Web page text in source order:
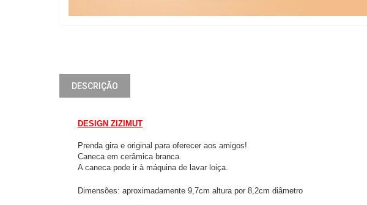
DESCRIÇÃO
DESIGN ZIZIMUT
Prenda gira e original para oferecer aos amigos!
Caneca em cerâmica branca.
A caneca pode ir à máquina de lavar loiça.
Dimensões: aproximadamente 9,7cm altura por 8,2cm diâmetro